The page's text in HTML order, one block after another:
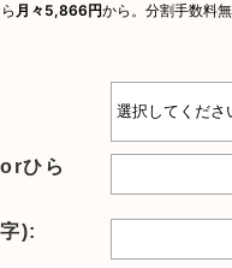
月々5,866円から。分割手数料
ひら
):